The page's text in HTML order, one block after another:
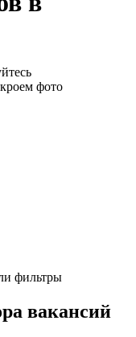
фото
фильтры
вакансий